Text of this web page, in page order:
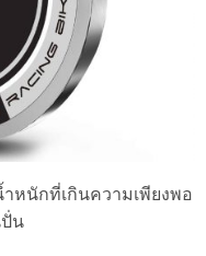
หนักที่เกินความเพียงพอ
น